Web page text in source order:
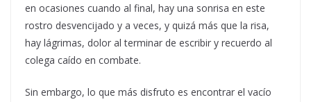
en ocasiones cuando al final, hay una sonrisa en este
rostro desvencijado y a veces, y quizá más que la risa,
hay lágrimas, dolor al terminar de escribir y recuerdo al
colega caído en combate.
Sin embargo, lo que más disfruto es encontrar el vacío